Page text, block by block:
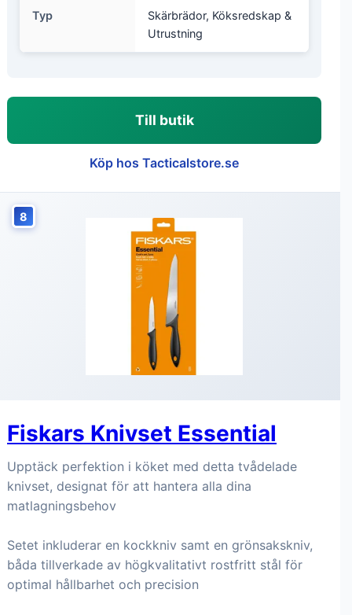
Typ
Skärbrädor, Köksredskap &
Utrustning
Till butik
Köp hos Tacticalstore.se
8
Fiskars Knivset Essential
Upptäck perfektion i köket med detta tvådelade
knivset, designat för att hantera alla dina
matlagningsbehov
Setet inkluderar en kockkniv samt en grönsakskniv,
båda tillverkade av högkvalitativt rostfritt stål för
optimal hållbarhet och precision